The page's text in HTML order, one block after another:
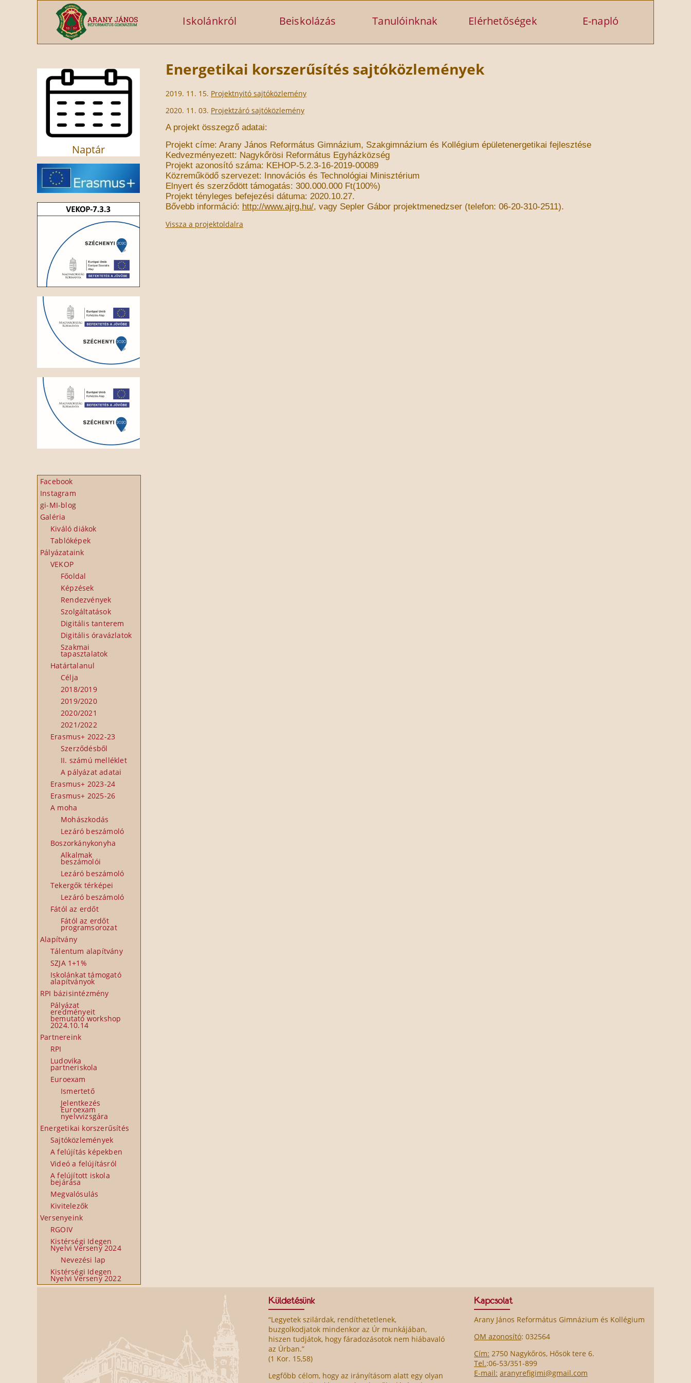
Ugrás a tartalomra
Iskolánkról Beiskolázás Tanulóinknak Elérhetőségek E-napló
Naptár
Facebook
Instagram
gi-MI-blog
Galéria
Kiváló diákok
Tablóképek
Pályázataink
VEKOP
Főoldal
Képzések
Rendezvények
Szolgáltatások
Digitális tanterem
Digitális óravázlatok
Szakmai
tapasztalatok
Határtalanul
Célja
2018/2019
2019/2020
2020/2021
2021/2022
Erasmus+ 2022-23
Szerződésből
II. számú melléklet
A pályázat adatai
Erasmus+ 2023-24
Erasmus+ 2025-26
A moha
Mohászkodás
Lezáró beszámoló
Boszorkánykonyha
Alkalmak
beszámolói
Lezáró beszámoló
Tekergők térképei
Lezáró beszámoló
Fától az erdőt
Fától az erdőt
programsorozat
Alapítvány
Tálentum alapítvány
SZJA 1+1%
Iskolánkat támogató
alapítványok
RPI bázisintézmény
Pályázat
eredményeit
bemutató workshop
2024.10.14
Partnereink
RPI
Ludovika
partneriskola
Euroexam
Ismertető
Jelentkezés
Euroexam
nyelvvizsgára
Energetikai korszerűsítés
Sajtóközlemények
A felújítás képekben
Videó a felújításról
A felújított iskola
bejárása
Megvalósulás
Kivitelezők
Versenyeink
RGOIV
Kistérségi Idegen
Nyelvi Verseny 2024
Nevezési lap
Kistérségi Idegen
Nyelvi Verseny 2022
Energetikai korszerűsítés sajtóközlemények
2019. 11. 15. Projektnyitó sajtóközlemény
2020. 11. 03. Projektzáró sajtóközlemény
A projekt összegző adatai:
Projekt címe: Arany János Református Gimnázium, Szakgimnázium és Kollégium épületenergetikai fejlesztése
Kedvezményezett: Nagykőrösi Református Egyházközség
Projekt azonosító száma: KEHOP-5.2.3-16-2019-00089
Közreműködő szervezet: Innovációs és Technológiai Minisztérium
Elnyert és szerződött támogatás: 300.000.000 Ft(100%)
Projekt tényleges befejezési dátuma: 2020.10.27.
Bővebb információ: http://www.ajrg.hu/, vagy Sepler Gábor projektmenedzser (telefon: 06-20-310-2511).
Vissza a projektoldalra
Küldetésünk
“Legyetek szilárdak, rendíthetetlenek,
buzgolkodjatok mindenkor az Úr munkájában,
hiszen tudjátok, hogy fáradozásotok nem hiábavaló
az Úrban.”
(1 Kor. 15,58)
Legfőbb célom, hogy az irányításom alatt egy olyan
Kapcsolat
Arany János Református Gimnázium és Kollégium
OM azonosító: 032564
Cím: 2750 Nagykőrös, Hősök tere 6.
Tel.:06-53/351-899
E-mail: aranyrefigimi@gmail.com